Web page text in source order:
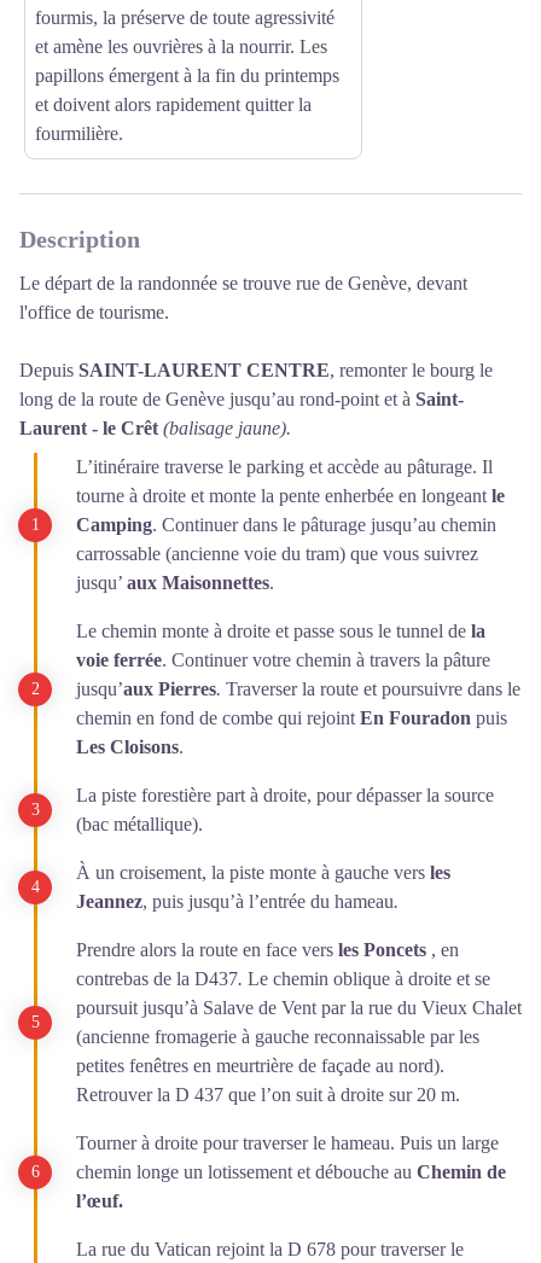
fourmis, la préserve de toute agressivité
et amène les ouvrières à la nourrir. Les
papillons émergent à la fin du printemps
et doivent alors rapidement quitter la
fourmilière.
Description
Le départ de la randonnée se trouve rue de Genève, devant
l'office de tourisme.
Depuis SAINT-LAURENT CENTRE, remonter le bourg le
long de la route de Genève jusqu’au rond-point et à Saint-
Laurent - le Crêt (balisage jaune).
L’itinéraire traverse le parking et accède au pâturage. Il
tourne à droite et monte la pente enherbée en longeant le
Camping. Continuer dans le pâturage jusqu’au chemin
carrossable (ancienne voie du tram) que vous suivrez
jusqu’ aux Maisonnettes.
Le chemin monte à droite et passe sous le tunnel de la
voie ferrée. Continuer votre chemin à travers la pâture
jusqu’aux Pierres. Traverser la route et poursuivre dans le
chemin en fond de combe qui rejoint En Fouradon puis
Les Cloisons.
La piste forestière part à droite, pour dépasser la source
(bac métallique).
À un croisement, la piste monte à gauche vers les
Jeannez, puis jusqu’à l’entrée du hameau.
Prendre alors la route en face vers les Poncets , en
contrebas de la D437. Le chemin oblique à droite et se
poursuit jusqu’à Salave de Vent par la rue du Vieux Chalet
(ancienne fromagerie à gauche reconnaissable par les
petites fenêtres en meurtrière de façade au nord).
Retrouver la D 437 que l’on suit à droite sur 20 m.
Tourner à droite pour traverser le hameau. Puis un large
chemin longe un lotissement et débouche au Chemin de
l’œuf.
La rue du Vatican rejoint la D 678 pour traverser le